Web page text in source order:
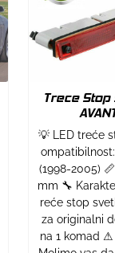
Trece Stop
💡 LED treće
(1998-2005)
mm 🔧
reće stop
za originalni
na 1 komad ⚠